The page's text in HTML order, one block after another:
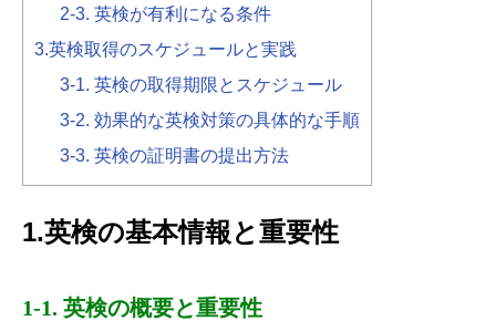
2-3. 英検が有利になる条件
3.英検取得のスケジュールと実践
3-1. 英検の取得期限とスケジュール
3-2. 効果的な英検対策の具体的な手順
3-3. 英検の証明書の提出方法
1.英検の基本情報と重要性
1-1. 英検の概要と重要性